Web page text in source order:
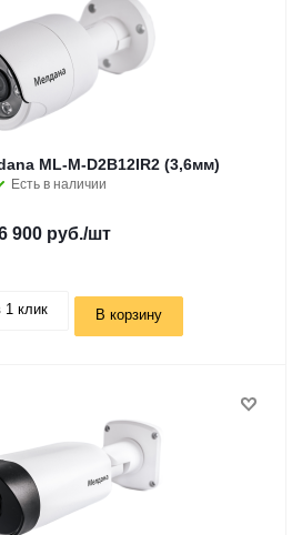
ML-M-D2B12IR2 (3,6мм)
Есть в наличии
900 руб./шт
1 клик В корзину